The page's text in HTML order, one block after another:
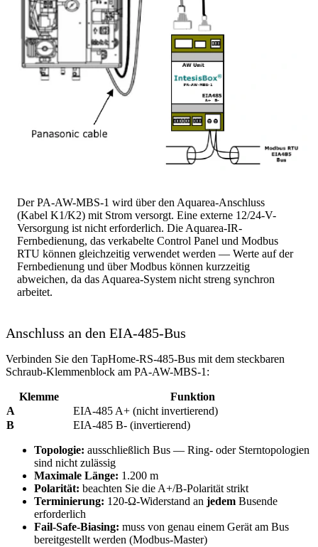
Der PA-AW-MBS-1 wird über den Aquarea-Anschluss
(Kabel K1/K2) mit Strom versorgt. Eine externe 12/24-V-
Versorgung ist nicht erforderlich. Die Aquarea-IR-
Fernbedienung, das verkabelte Control Panel und Modbus
RTU können gleichzeitig verwendet werden — Werte auf der
Fernbedienung und über Modbus können kurzzeitig
abweichen, da das Aquarea-System nicht streng synchron
arbeitet.
Anschluss an den EIA-485-Bus
Verbinden Sie den TapHome-RS-485-Bus mit dem steckbaren
Schraub-Klemmenblock am PA-AW-MBS-1:
Klemme
Funktion
A
EIA-485 A+ (nicht invertierend)
B
EIA-485 B- (invertierend)
Topologie: ausschließlich Bus — Ring- oder Sterntopologien
sind nicht zulässig
Maximale Länge: 1.200 m
Polarität: beachten Sie die A+/B-Polarität strikt
Terminierung: 120-Ω-Widerstand an jedem Busende
erforderlich
Fail-Safe-Biasing: muss von genau einem Gerät am Bus
bereitgestellt werden (Modbus-Master)